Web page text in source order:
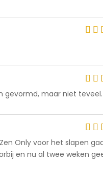
5
gevormd, maar niet teveel.
5
5
Only voor het slapen
en nu al twee weken